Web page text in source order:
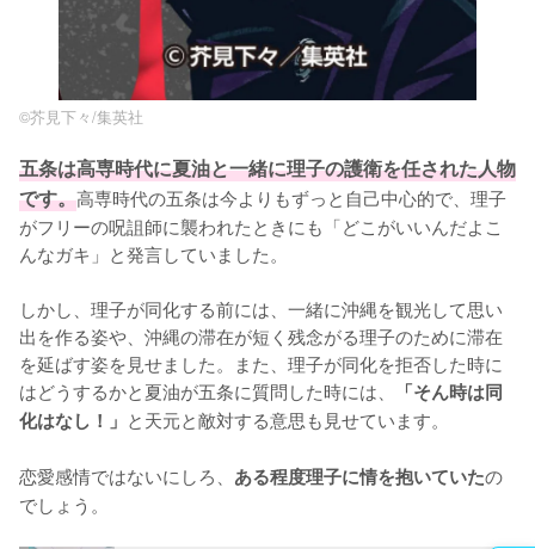
©︎芥見下々/集英社
五条は高専時代に夏油と一緒に理子の護衛を任された人物
です。高専時代の五条は今よりもずっと自己中心的で、理子
がフリーの呪詛師に襲われたときにも「どこがいいんだよこ
んなガキ」と発言していました。
しかし、理子が同化する前には、一緒に沖縄を観光して思い
出を作る姿や、沖縄の滞在が短く残念がる理子のために滞在
を延ばす姿を見せました。また、理子が同化を拒否した時に
はどうするかと夏油が五条に質問した時には、
「そん時は同
化はなし！」 と天元と敵対する意思も見せています。
恋愛感情ではないにしろ、 ある程度理子に情を抱いていたの
でしょう。